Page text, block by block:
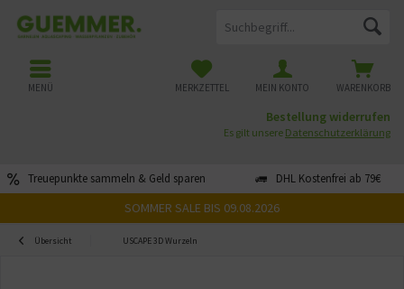
Treuepunkte sammeln & Geld sparen DHL Kostenfrei ab 79€
WARENKORB
MERKZETTEL MEIN KONTO
MENÜ
Bestellung widerrufen
Es gilt unsere Datenschutzerklärung
SOMMER SALE BIS 09.08.2026
Übersicht USCAPE 3D Wurzeln